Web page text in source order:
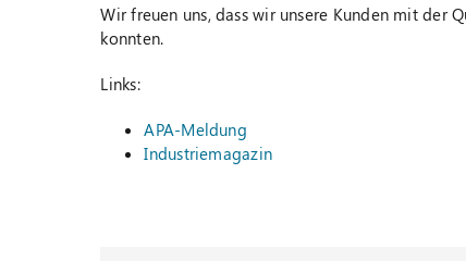
Wir freuen uns, dass wir unsere Kunden mit der
konnten.
Links:
APA-Meldung
Industriemagazin